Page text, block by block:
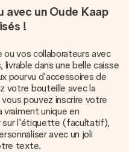
un Oude Kaap
!
vos collaborateurs avec
dans une belle caisse
pourvu d'accessoires de
votre bouteille avec la
pouvez inscrire votre
unique en
sur l'étiquette (facultatif),
avec un joli
texte.